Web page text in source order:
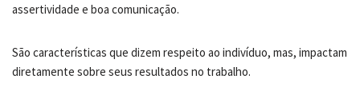
assertividade e boa comunicação.
São características que dizem respeito ao indivíduo, mas, impactam
diretamente sobre seus resultados no trabalho.